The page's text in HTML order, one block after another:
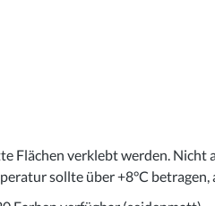
Flächen verklebt werden. Nicht
sollte über +8°C